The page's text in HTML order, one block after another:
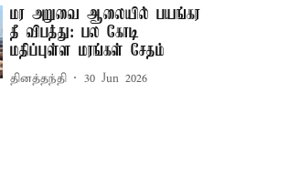
மர அறுவை ஆலையில் பயங்கர
தீ விபத்து: பல கோடி
மதிப்புள்ள மரங்கள் சேதம்
தினத்தந்தி 30 Jun 2026